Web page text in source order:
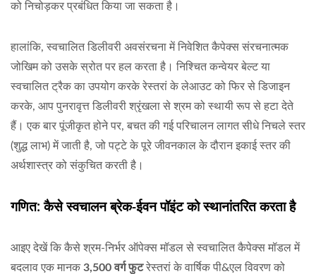
को निचोड़कर प्रबंधित किया जा सकता है।
हालांकि, स्वचालित डिलीवरी अवसंरचना में निवेशित कैपेक्स संरचनात्मक
जोखिम को उसके स्रोत पर हल करता है। निश्चित कन्वेयर बेल्ट या
स्वचालित ट्रैक का उपयोग करके रेस्तरां के लेआउट को फिर से डिजाइन
करके, आप पुनरावृत्त डिलीवरी श्रृंखला से श्रम को स्थायी रूप से हटा देते
हैं। एक बार पूंजीकृत होने पर, बचत की गई परिचालन लागत सीधे निचले स्तर
(शुद्ध लाभ) में जाती है, जो पट्टे के पूरे जीवनकाल के दौरान इकाई स्तर की
अर्थशास्त्र को संकुचित करती है।
गणित: कैसे स्वचालन ब्रेक-ईवन पॉइंट को स्थानांतरित करता है
आइए देखें कि कैसे श्रम-निर्भर ऑपेक्स मॉडल से स्वचालित कैपेक्स मॉडल में
बदलाव एक मानक 3,500 वर्ग फुटरेस्तरां के वार्षिक पी&एल विवरण को